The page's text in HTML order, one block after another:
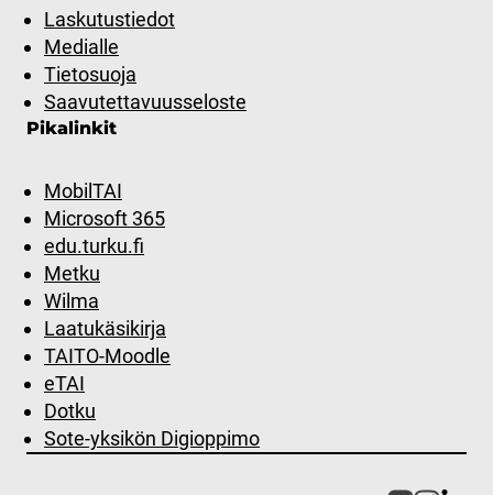
Laskutustiedot
Medialle
Tietosuoja
Saavutettavuusseloste
Pikalinkit
MobilTAI
Microsoft 365
edu.turku.fi
Metku
Wilma
Laatukäsikirja
TAITO-Moodle
eTAI
Dotku
Sote-yksikön Digioppimo